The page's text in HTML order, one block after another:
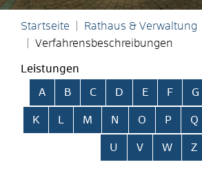
Startseite Rathaus & Verwaltung
Verfahrensbeschreibungen
Leistungen
Alphabetisches Register
A B C D E F G
K L M N O P Q
U V W Z